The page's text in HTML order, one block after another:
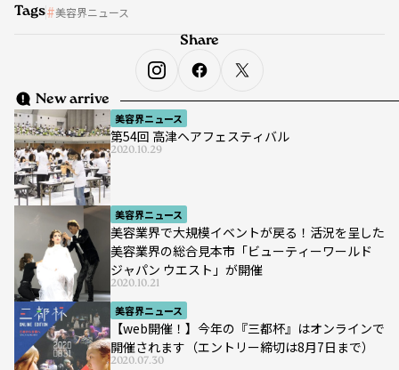
Tags 美容界ニュース
New arrive
美容界ニュース
第54回 高津ヘアフェスティバル
2020.10.29
美容界ニュース
美容業界で大規模イベントが戻る！活況を呈した
美容業界の総合見本市「ビューティーワールド
ジャパン ウエスト」が開催
2020.10.21
美容界ニュース
【web開催！】今年の『三都杯』はオンラインで
開催されます（エントリー締切は8月7日まで）
2020.07.30
Share